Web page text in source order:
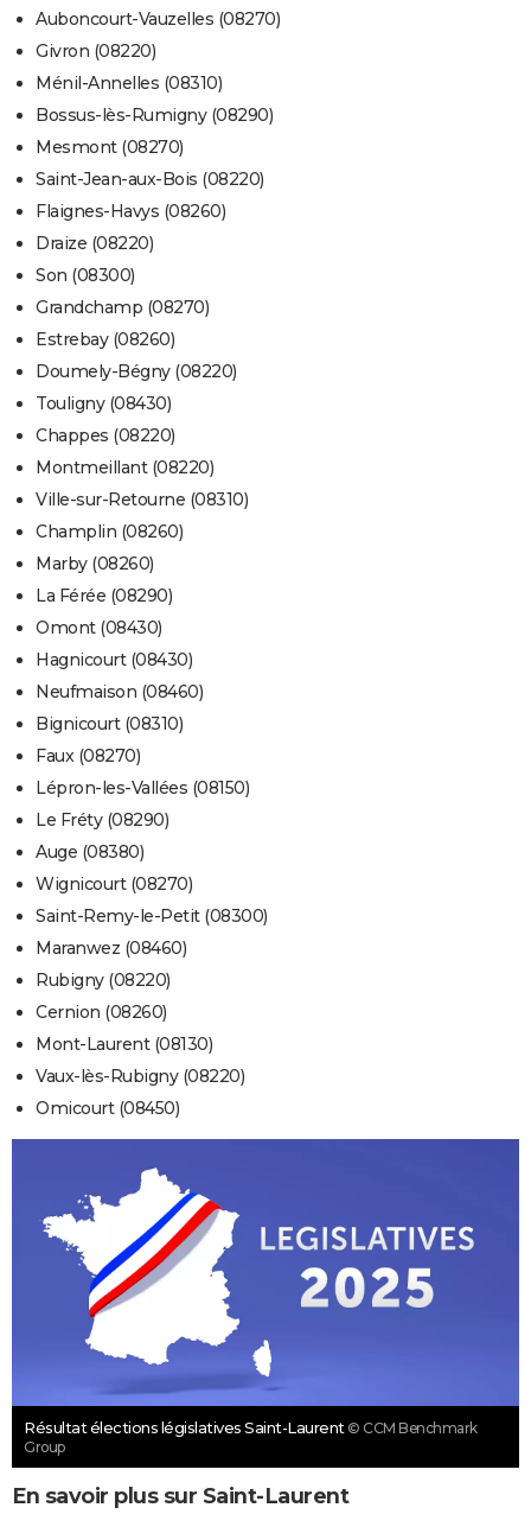
Auboncourt-Vauzelles (08270)
Givron (08220)
Ménil-Annelles (08310)
Bossus-lès-Rumigny (08290)
Mesmont (08270)
Saint-Jean-aux-Bois (08220)
Flaignes-Havys (08260)
Draize (08220)
Son (08300)
Grandchamp (08270)
Estrebay (08260)
Doumely-Bégny (08220)
Touligny (08430)
Chappes (08220)
Montmeillant (08220)
Ville-sur-Retourne (08310)
Champlin (08260)
Marby (08260)
La Férée (08290)
Omont (08430)
Hagnicourt (08430)
Neufmaison (08460)
Bignicourt (08310)
Faux (08270)
Lépron-les-Vallées (08150)
Le Fréty (08290)
Auge (08380)
Wignicourt (08270)
Saint-Remy-le-Petit (08300)
Maranwez (08460)
Rubigny (08220)
Cernion (08260)
Mont-Laurent (08130)
Vaux-lès-Rubigny (08220)
Omicourt (08450)
Résultat élections législatives Saint-Laurent © CCM Benchmark
Group
En savoir plus sur Saint-Laurent